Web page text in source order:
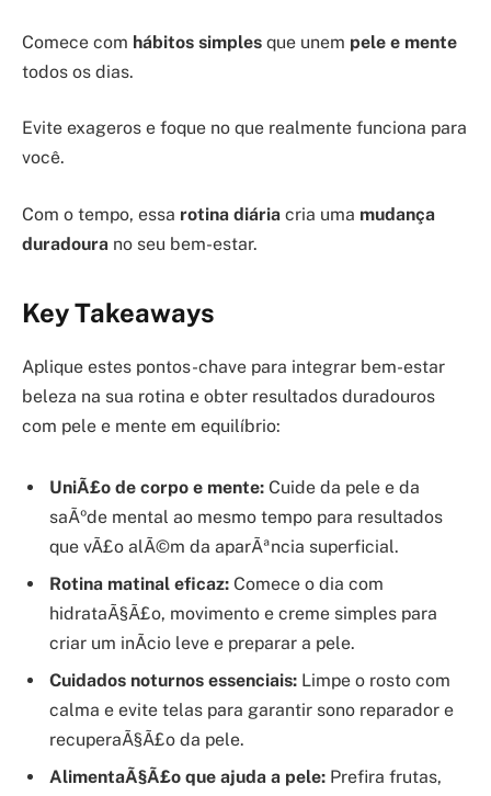
Comece com hábitos simples que unem pele e mente
todos os dias.
Evite exageros e foque no que realmente funciona para
você.
Com o tempo, essa rotina diária cria uma mudança
duradoura no seu bem-estar.
Key Takeaways
Aplique estes pontos-chave para integrar bem-estar
beleza na sua rotina e obter resultados duradouros
com pele e mente em equilíbrio:
UniÃ£o de corpo e mente: Cuide da pele e da
saÃºde mental ao mesmo tempo para resultados
que vÃ£o alÃ©m da aparÃªncia superficial.
Rotina matinal eficaz: Comece o dia com
hidrataÃ§Ã£o, movimento e creme simples para
criar um inÃ­cio leve e preparar a pele.
Cuidados noturnos essenciais: Limpe o rosto com
calma e evite telas para garantir sono reparador e
recuperaÃ§Ã£o da pele.
AlimentaÃ§Ã£o que ajuda a pele: Prefira frutas,